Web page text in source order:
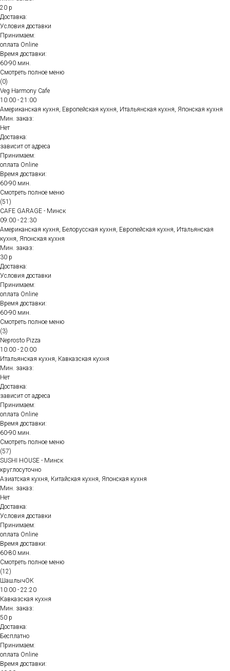
20 р
Доставка:
Условия доставки
Принимаем:
оплата Online
Время доставки:
60-90 мин.
Смотреть полное меню
(0)
Veg Harmony Cafe
10:00 - 21:00
Американская кухня, Европейская кухня, Итальянская кухня, Японская кухня
Мин. заказ:
Нет
Доставка:
зависит от адреса
Принимаем:
оплата Online
Время доставки:
60-90 мин.
Смотреть полное меню
(51)
CAFE GARAGE - Минск
09:00 - 22:30
Американская кухня, Белорусская кухня, Европейская кухня, Итальянская
кухня, Японская кухня
Мин. заказ:
30 р
Доставка:
Условия доставки
Принимаем:
оплата Online
Время доставки:
60-90 мин.
Смотреть полное меню
(3)
Neprosto Pizza
10:00 - 20:00
Итальянская кухня, Кавказская кухня
Мин. заказ:
Нет
Доставка:
зависит от адреса
Принимаем:
оплата Online
Время доставки:
60-90 мин.
Смотреть полное меню
(57)
SUSHI HOUSE - Минск
круглосуточно
Азиатская кухня, Китайская кухня, Японская кухня
Мин. заказ:
Нет
Доставка:
Условия доставки
Принимаем:
оплата Online
Время доставки:
60-80 мин.
Смотреть полное меню
(12)
ШашлычОК
10:00 - 22:20
Кавказская кухня
Мин. заказ:
50 р
Доставка:
Бесплатно
Принимаем:
оплата Online
Время доставки: